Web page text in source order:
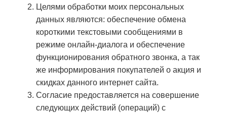
Целями обработки моих персональных
данных являются: обеспечение обмена
короткими текстовыми сообщениями в
режиме онлайн-диалога и обеспечение
функционирования обратного звонка, а так
же информирования покупателей о акция и
скидках данного интернет сайта.
Согласие предоставляется на совершение
следующих действий (операций) с